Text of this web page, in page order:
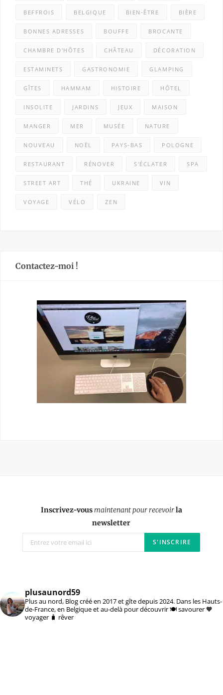
BEFFROIS BELGIQUE BIEN-ÊTRE BIÈRE
BONNES ADRESSES BOUFFE BROCANTE
CHAMBRE D'HÔTES CHÂTEAU DÉCORATION
ESTAMINETS GASTRONOMIE GLAMPING
GÎTES HAMMAM HISTOIRE HÔTEL
INSOLITE JARDINS JEUX MAISON
MANGER MER MUSÉE NATURE
NOUVEAU NOËL PAYS-BAS POLOGNE
RESTAURANT RÉNOVER S'ÉCLATER SPA
STREET ART THÉ UKRAINE VIN
VOYAGE VÉLO ZEN
Contactez-moi !
Inscrivez-vousmaintenant pour recevoirla
newsletter
plusaunord59
Plus au nord, Blog créé en 2017 et gîte depuis 2024. Dans les Hauts-
de-France, en Belgique et au-delà pour découvrir 🍽️ savourer 🧡
voyager 🧳 rêver